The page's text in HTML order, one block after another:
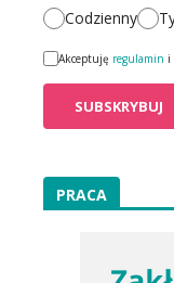
Codzienny
Akceptuję regulamin i
PRACA